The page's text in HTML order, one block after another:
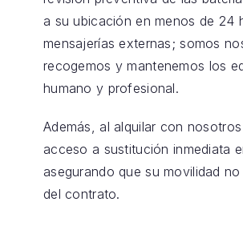
a su ubicación en menos de 24
mensajerías externas; somos
recogemos y mantenemos los
humano y profesional.
Además, al alquilar con
acceso a sustitución inmediata
asegurando que su movilidad
del contrato.